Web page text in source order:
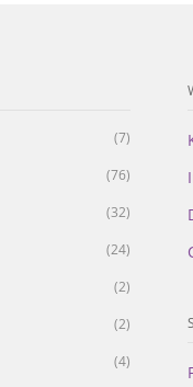
(7)
(76)
(32)
(24)
(2)
(2)
(4)